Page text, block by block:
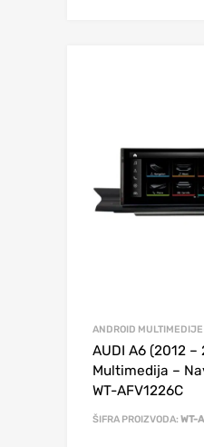
ANDROID MULTIMEDIJE
AUDI A6 (2012 –
Multimedija –
WT-AFV1226C
ŠIFRA PROIZVODA: WT-